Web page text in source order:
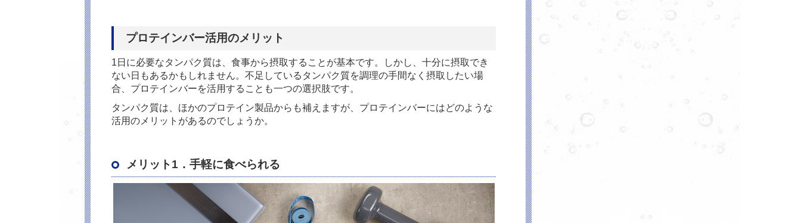
プロテインバー活用のメリット
1 日に必要なタンパク質は、食事から摂取することが基本です。しかし、十分に摂取でき
ない日もあるかもしれません。不足しているタンパク質を調理の手間なく摂取したい場
合、プロテインバーを活用することも一つの選択肢です。
タンパク質は、ほかのプロテイン製品からも補えますが、プロテインバーにはどのような
活用のメリットがあるのでしょうか。
メリット1 ．手軽に食べられる